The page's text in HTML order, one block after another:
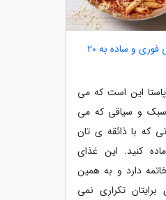
طرز تهیه پاستا خانگی فوری و ساده به 20
این است که می
سبک و سیاقی که می
که با ذائقه ی تان
کنید. این غذای
دارد و به همین
تکراری نمی